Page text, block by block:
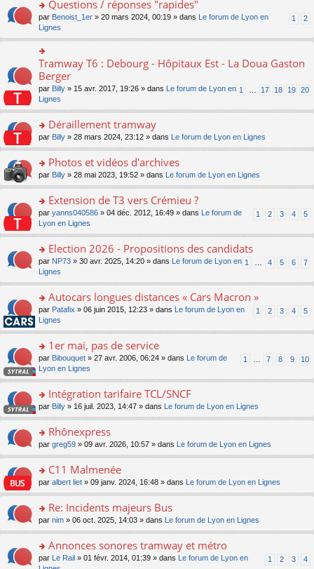
c
e
nt
pl
u
s
ré
c
e
nt
e
n
o
n
lu
le
pl
u
s
ré
c
e
nt
e
s
s
g
n
o
n
lu
le
u
s
ré
c
e
ult
er
le
m
e
s
g
o
n
lu
pl
u
s
ré
c
e
o
s
ult
er
le
m
e
s
s
a
e
o
n
lu
pl
u
s
ré
c
e
nt
Questions / réponses "rapides"
1 2
par Benoist_1er » 20 mars 2024, 00:19 » dans
Le forum de Lyon en
Lignes
o
n
ult
er
le
m
e
s
a
g
e
n
o
n
pl
u
s
ré
c
nt
Tramway T6 : Debourg - Hôpitaux Est - La Doua Gaston
Berger
1 17 18 19 20
par Billy » 15 avr. 2017, 19:26 » dans
Le forum de Lyon en
Lignes
o
n
ult
er
le
m
e
s
g
e
n
o
n
le
s
ré
e
Déraillement tramway
par Billy » 28 mars 2024, 23:12 » dans Le forum de Lyon en Lignes
o
n
ult
er
le
m
e
s
s
e
n
o
n
lu
pl
ré
c
e
Photos et vidéos d'archives
par Billy » 28 mai 2023, 19:52 » dans Le forum de Lyon en Lignes
o
s
er
le
m
e
s
s
a
n
o
n
lu
le
u
ré
c
e
Extension de T3 vers Crémieu ?
1 2 3 4 5
par yanns040586 » 04 déc. 2012, 16:49 » dans
Le forum de
Lyon en Lignes
o
s
er
le
m
e
s
s
a
n
o
n
lu
pl
s
ré
c
nt
Election 2026 - Propositions des candidats
1 4 5 6 7
par NP73 » 30 avr. 2025, 14:20 » dans
Le forum de Lyon en
Lignes
o
s
er
le
m
e
s
s
e
n
o
n
le
u
s
ré
e
nt
Autocars longues distances « Cars Macron »
1 2 3 4 5
par Patafix » 06 juin 2015, 12:23 » dans
Le forum de Lyon en
Lignes
o
s
er
le
m
e
s
g
e
n
o
lu
pl
u
1er mai, pas de service
1 7 8 9 10
par Bibouquet » 27 avr. 2006, 06:24 » dans
Le forum de
Lyon en Lignes
o
n
ult
er
le
m
e
a
g
e
n
n
Intégration tarifaire TCL/SNCF
par Billy » 16 juil. 2023, 14:47 » dans Le forum de Lyon en Lignes
o
n
ult
er
le
m
e
a
g
Rhônexpress
par greg59 » 09 avr. 2026, 10:57 » dans Le forum de Lyon en Lignes
o
n
ult
er
le
m
e
s
C11 Malmenée
par albert liet » 09 janv. 2024, 16:48 » dans Le forum de Lyon en Lignes
o
n
ult
er
Re: Incidents majeurs Bus
par nim » 06 oct. 2025, 14:03 » dans Le forum de Lyon en Lignes
o
Annonces sonores tramway et métro
1 2 3 4
par Le Rail » 01 févr. 2014, 01:39 » dans
Le forum de Lyon en